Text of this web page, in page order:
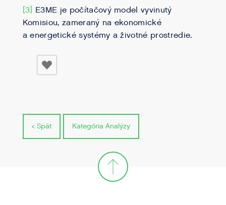
[3] E3ME je počítačový model vyvinutý
Komisiou, zameraný na ekonomické
a energetické systémy a životné prostredie.
< Spät Kategória Analýzy